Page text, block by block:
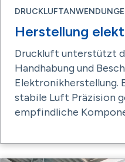
Herstellung
Druckluft unterstützt
Handhabung und
Elektronikherstellung.
stabile Luft Präzision
empfindliche